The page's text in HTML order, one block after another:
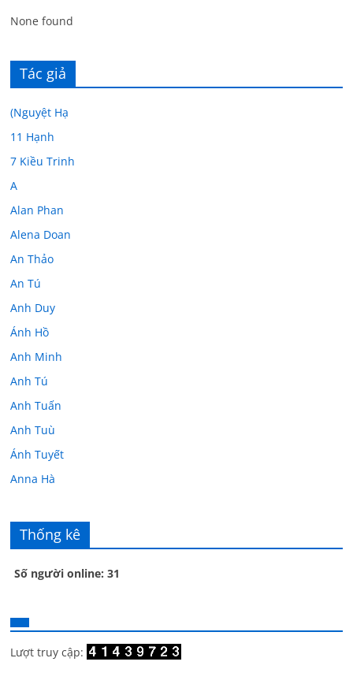
None found
Tác giả
(Nguyệt Hạ
11 Hạnh
7 Kiều Trinh
A
Alan Phan
Alena Doan
An Thảo
An Tú
Anh Duy
Ánh Hồ
Anh Minh
Anh Tú
Anh Tuấn
Anh Tuù
Ánh Tuyết
Anna Hà
Âu Tú Vân
Bác sĩ Hoa
Bác sĩ Stephen Mak
Bác Đạt
Bạch Cúc
Thống kê
Số người online: 31
Lượt truy cập: